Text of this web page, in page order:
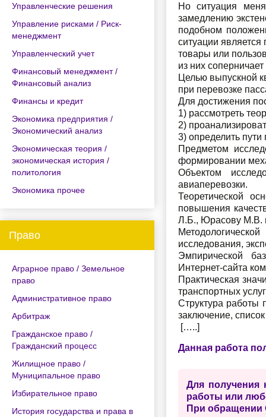
Управленческие решения
Управление рисками / Риск-
менеджмент
Управленческий учет
Финансовый менеджмент /
Финансовый анализ
Финансы и кредит
Экономика предприятия /
Экономический анализ
Экономическая теория /
экономическая история /
политология
Экономика прочее
Право
Аграрное право / Земельное
право
Административное право
Арбитраж
Гражданское право /
Гражданский процесс
Жилищное право /
Муниципальное право
Избирательное право
История государства и права в
Но ситуация
замедлению
подобном
ситуации
товары или
из них
Целью выпускной
при перевозке
Для достижения
1) рассмотреть
2)
3) определить
Предметом
формировании
Объектом
авиаперевозки.
Теоретической
повышения
Л.Б., Юрасову М.В.
исследования,
Эмпирической
Интернет-сайта
Практическая
транспортных
Структура работы
заключение,
[…..]
Данная работа
Для получения
работы или
При обращении